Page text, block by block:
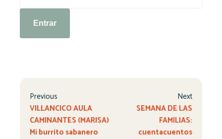
Previous
VILLANCICO AULA
CAMINANTES (MARISA)
Mi burrito sabanero
Next
SEMANA DE LAS
FAMILIAS:
cuentacuentos